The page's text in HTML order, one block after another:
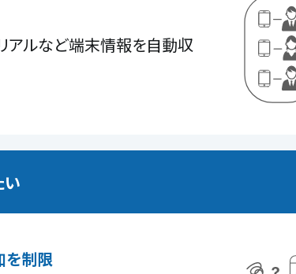
アルなど端末情報を自動収
い
を制限